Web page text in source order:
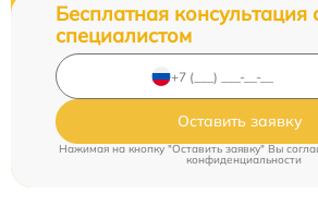
Бесплатная консультация
специалистом
Оставить заявку
Нажимая на кнопку "Оставить заявку" Вы
конфиденциальности